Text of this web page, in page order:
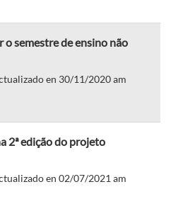
o semestre de ensino não
en 30/11/2020 am
2ª edição do projeto
en 02/07/2021 am